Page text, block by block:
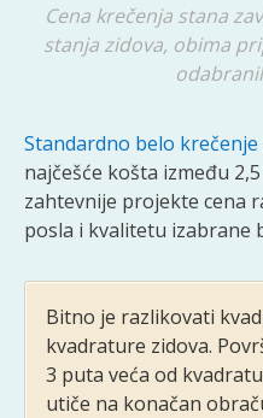
Cena krečenja stana
stanja zidova, obima
Standardno belo krečenje
najčešće košta između
zahtevnije projekte cena
posla i kvalitetu izabrane
Bitno je razlikovati
kvadrature zidova.
3 puta veća od
utiče na konačan